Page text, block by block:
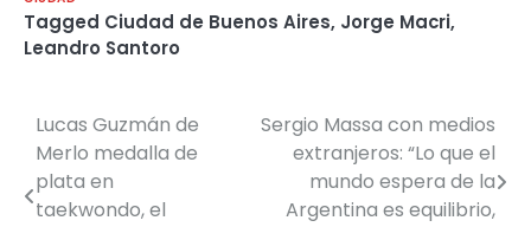
Tagged Ciudad de Buenos Aires, Jorge Macri,
Leandro Santoro
Navegación
de
entradas
Lucas Guzmán de
Merlo medalla de
plata en
taekwondo, el
Sergio Massa con medios
extranjeros: “Lo que el
mundo espera de la
Argentina es equilibrio,